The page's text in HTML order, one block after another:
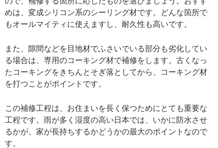
めは、変成シリコン系のシーリング材です。どんな箇所で
もオールマイティに使えますし、耐久性も高いです。
また、隙間などを目地材でふさいでいる部分も劣化してい
る場合は、専用のコーキング材で補修をします。古くなっ
たコーキングをきちんとそぎ落としてから、コーキング材
を打つことがポイントです。
この補修工程は、お住まいを長く保つためにとても重要な
工程です。雨が多く湿度の高い日本では、いかに防水させ
るかが、家が長持ちするかどうかの最大のポイントなので
す。